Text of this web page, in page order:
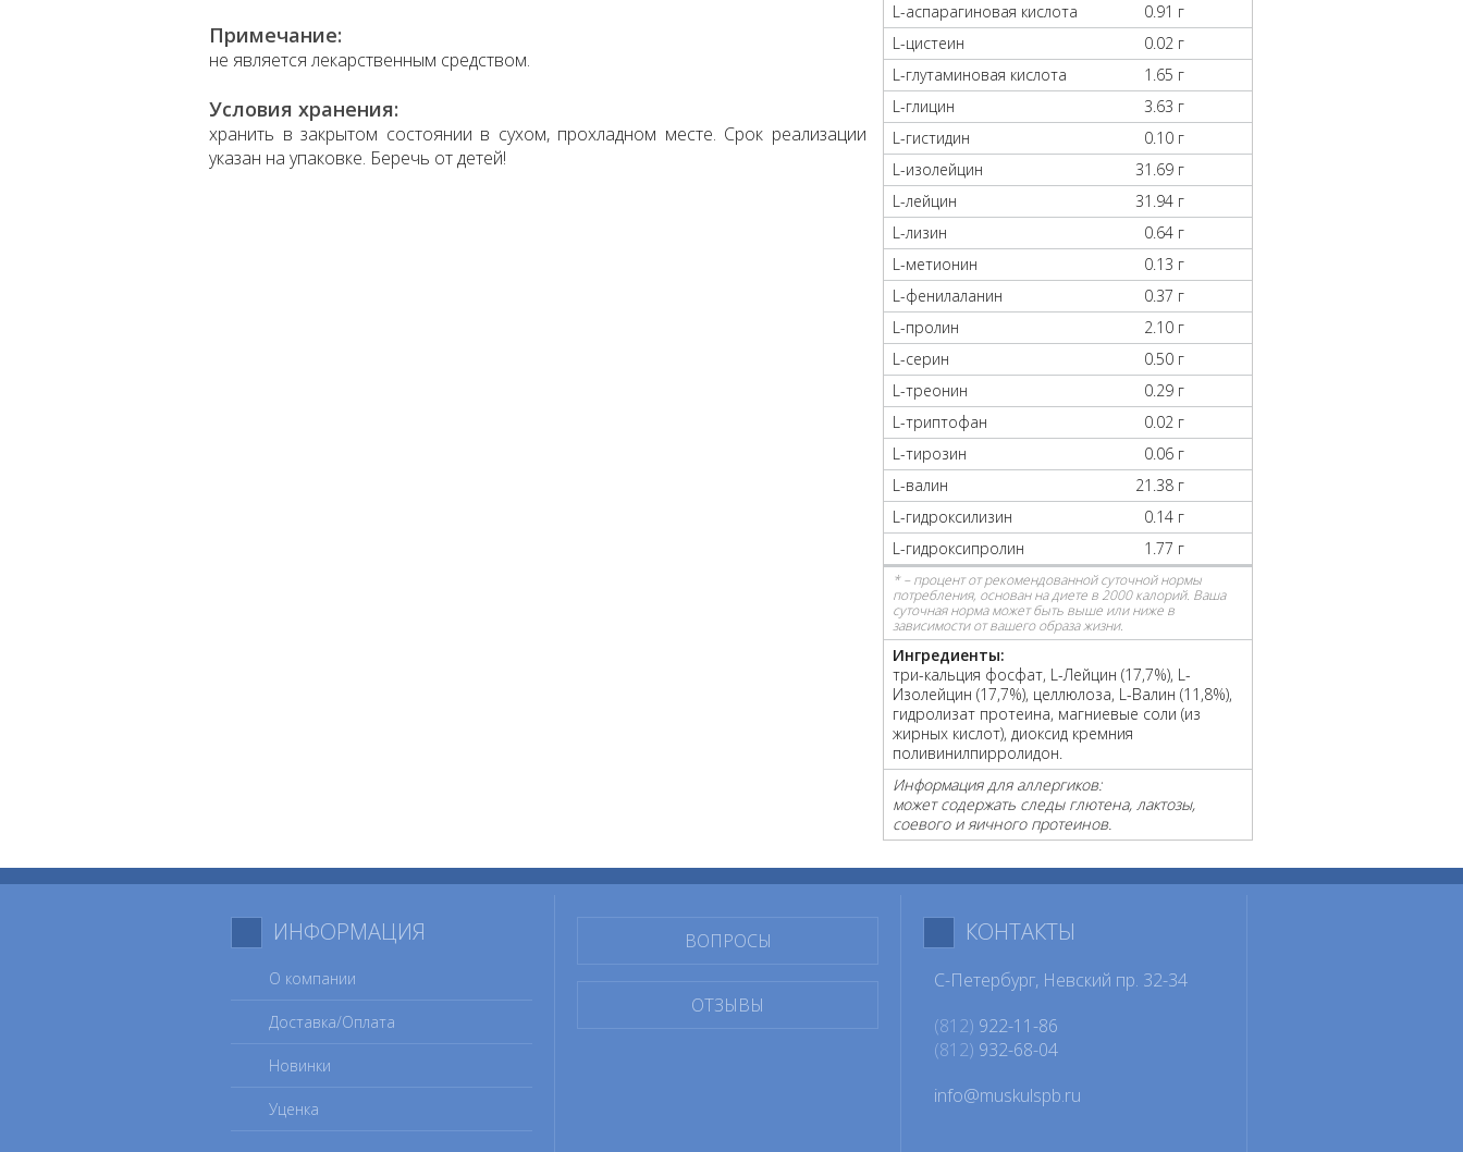
Примечание:
не является лекарственным средством.
Условия хранения:
хранить в закрытом состоянии в сухом, прохладном месте. Срок реализации
указан на упаковке. Беречь от детей!
L-аспарагиновая кислота
0.91 г
L-цистеин
0.02 г
L-глутаминовая кислота
1.65 г
L-глицин
3.63 г
L-гистидин
0.10 г
L-изолейцин
31.69 г
L-лейцин
31.94 г
L-лизин
0.64 г
L-метионин
0.13 г
L-фенилаланин
0.37 г
L-пролин
2.10 г
L-серин
0.50 г
L-треонин
0.29 г
L-триптофан
0.02 г
L-тирозин
0.06 г
L-валин
21.38 г
L-гидроксилизин
0.14 г
L-гидроксипролин
1.77 г
* – процент от рекомендованной суточной нормы
потребления, основан на диете в 2000 калорий. Ваша
суточная норма может быть выше или ниже в
зависимости от вашего образа жизни.
Ингредиенты:
три-кальция фосфат, L-Лейцин (17,7%), L-
Изолейцин (17,7%), целлюлоза, L-Валин (11,8%),
гидролизат протеина, магниевые соли (из
жирных кислот), диоксид кремния
поливинилпирролидон.
Информация для аллергиков:
может содержать следы глютена, лактозы,
соевого и яичного протеинов.
ИНФОРМАЦИЯ
О компании
Доставка/Оплата
Новинки
Уценка
ВОПРОСЫ
ОТЗЫВЫ
КОНТАКТЫ
С-Петербург, Невский пр. 32-34
(812) 922-11-86
(812) 932-68-04
info@muskulspb.ru